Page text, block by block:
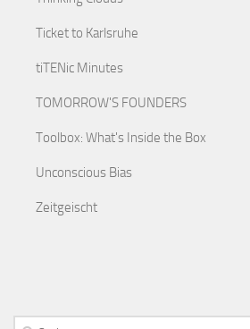
Ticket to Karlsruhe
tiTENic Minutes
TOMORROW'S FOUNDERS
Toolbox: What's Inside the Box
Unconscious Bias
Zeitgeischt